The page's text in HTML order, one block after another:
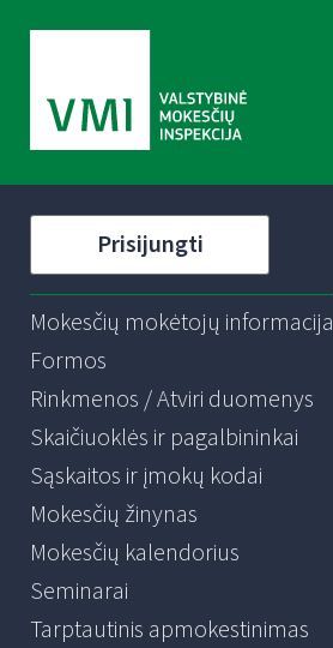
Prisijungti
Mokesčių mokėtojų informacija
Formos
Rinkmenos / Atviri duomenys
Skaičiuoklės ir pagalbininkai
Sąskaitos ir įmokų kodai
Mokesčių žinynas
Mokesčių kalendorius
Seminarai
Tarptautinis apmokestinimas